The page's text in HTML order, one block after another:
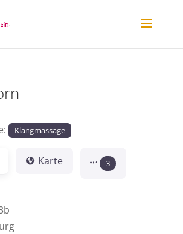
Klangmassage
Karte 3